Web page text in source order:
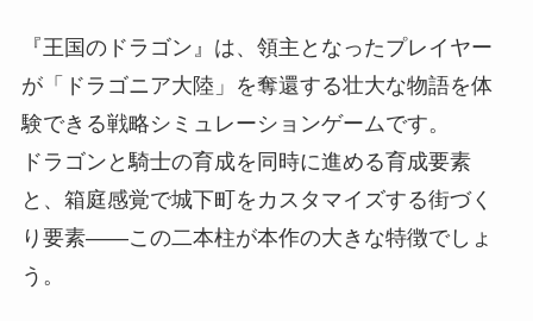
『王国のドラゴン』は、領主となったプレイヤー
が「ドラゴニア大陸」を奪還する壮大な物語を体
験できる戦略シミュレーションゲームです。
ドラゴンと騎士の育成を同時に進める育成要素
と、箱庭感覚で城下町をカスタマイズする街づく
り要素――この二本柱が本作の大きな特徴でしょ
う。